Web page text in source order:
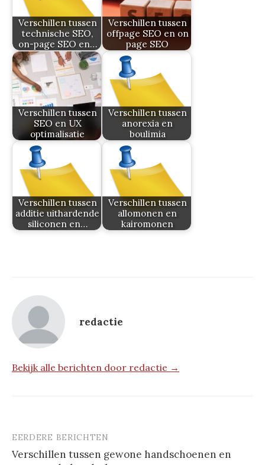
Verschillen tussen
technische SEO,
on-page SEO en…
Verschillen tussen
offpage SEO en on
page SEO
Verschillen tussen
SEO en UX
optimalisatie
Verschillen tussen
anorexia en
boulimia
Verschillen tussen
additie uithardende
siliconen en…
Verschillen tussen
allomonen en
kairomonen
redactie
Bekijk alle berichten door redactie →
Berichtnavigatie
EERDERE BERICHTEN
Verschillen tussen gewone handschoenen en